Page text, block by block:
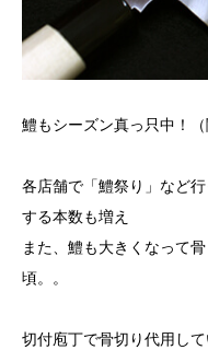
鱧もシーズン真っ只中！（
各店舗で「鱧祭り」など
する本数も増え
また、鱧も大きくなって
頃。。
切付庖丁で骨切り代用し